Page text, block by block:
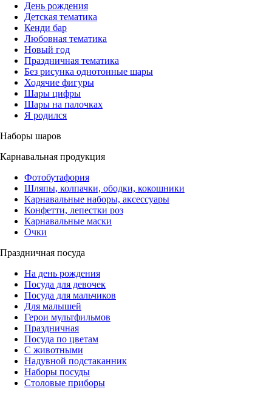
День рождения
Детская тематика
Кенди бар
Любовная тематика
Новый год
Праздничная тематика
Без рисунка однотонные шары
Ходячие фигуры
Шары цифры
Шары на палочках
Я родился
Наборы шаров
Карнавальная продукция
Фотобутафория
Шляпы, колпачки, ободки, кокошники
Карнавальные наборы, аксессуары
Конфетти, лепестки роз
Карнавальные маски
Очки
Праздничная посуда
На день рождения
Посуда для девочек
Посуда для мальчиков
Для малышей
Герои мультфильмов
Праздничная
Посуда по цветам
С животными
Надувной подстаканник
Наборы посуды
Столовые приборы